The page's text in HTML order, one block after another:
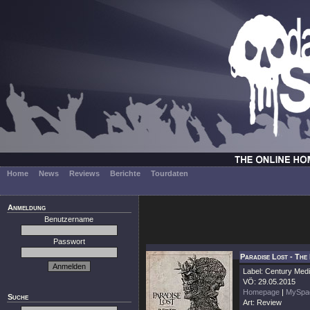
Home News Reviews Berichte Tourdaten
Anmeldung
Benutzername
Passwort
Suche
Paradise Lost -
Label: Century
VÖ: 29.05.2015
Homepage |
Art: Review